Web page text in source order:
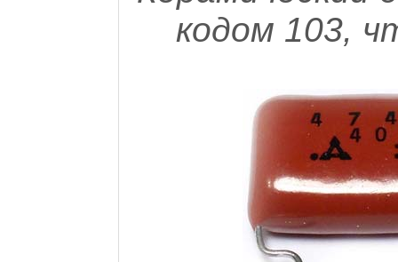
кодом 103,